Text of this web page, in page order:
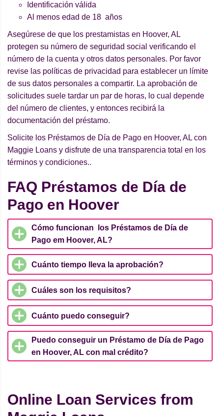
Identificación válida
Al menos edad de 18 años
Asegúrese de que los prestamistas en Hoover, AL
protegen su número de seguridad social verificando el
número de la cuenta y otros datos personales. Por favor
revise las políticas de privacidad para establecer un límite
de sus datos personales a compartir. La aprobación de
solicitudes suele tardar un par de horas, lo cual depende
del número de clientes, y entonces recibirá la
documentación del préstamo.
Solicite los Préstamos de Día de Pago en Hoover, AL con
Maggie Loans y disfrute de una transparencia total en los
términos y condiciones..
FAQ Préstamos de Día de
Pago en Hoover
Cómo funcionan los Préstamos de Día de
Pago em Hoover, AL?
Cuánto tiempo lleva la aprobación?
Cuáles son los requisitos?
Cuánto puedo conseguir?
Puedo conseguir un Préstamo de Día de Pago
en Hoover, AL con mal crédito?
Online Loan Services from